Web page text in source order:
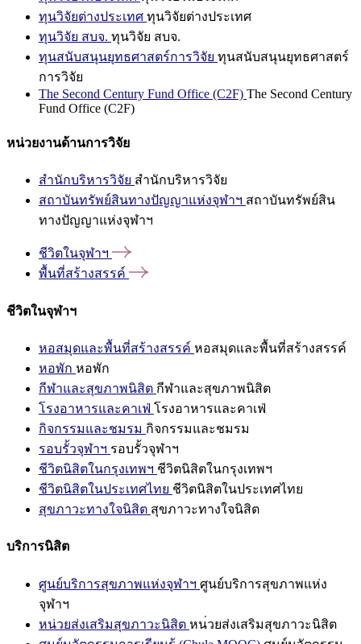
ทุนวิจัยต่างประเทศ ทุนวิจัยต่างประเทศ
ทุนวิจัย สบจ. ทุนวิจัย สบจ.
ทุนสนับสนุนยุทธศาสตร์การวิจัย ทุนสนับสนุนยุทธศาสตร์
การวิจัย
The Second Century Fund Office (C2F) The Second Century
Fund Office (C2F)
หน่วยงานด้านการวิจัย
สำนักบริหารวิจัย สำนักบริหารวิจัย
สถาบันทรัพย์สินทางปัญญาแห่งจุฬาฯ สถาบันทรัพย์สิน
ทางปัญญาแห่งจุฬาฯ
ชีวิตในจุฬาฯ
พื้นที่สร้างสรรค์
ชีวิตในจุฬาฯ
หอสมุดและพื้นที่สร้างสรรค์ หอสมุดและพื้นที่สร้างสรรค์
หอพัก หอพัก
กีฬาและสุขภาพนิสิต กีฬาและสุขภาพนิสิต
โรงอาหารและคาเฟ่ โรงอาหารและคาเฟ่
กิจกรรมและชมรม กิจกรรมและชมรม
รอบรั้วจุฬาฯ รอบรั้วจุฬาฯ
ชีวิตนิสิตในกรุงเทพฯ ชีวิตนิสิตในกรุงเทพฯ
ชีวิตนิสิตในประเทศไทย ชีวิตนิสิตในประเทศไทย
สุขภาวะทางใจนิสิต สุขภาวะทางใจนิสิต
บริการนิสิต
ศูนย์บริการสุขภาพแห่งจุฬาฯ ศูนย์บริการสุขภาพแห่ง
จุฬาฯ
หน่วยส่งเสริมสุขภาวะนิสิต หน่วยส่งเสริมสุขภาวะนิสิต